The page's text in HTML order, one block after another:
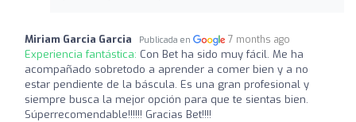
Miriam Garcia Garcia Publicada en 7 months ago
Experiencia fantástica: Con Bet ha sido muy fácil. Me ha
acompañado sobretodo a aprender a comer bien y a no
estar pendiente de la báscula. Es una gran profesional y
siempre busca la mejor opción para que te sientas bien.
Súperrecomendable!!!!!! Gracias Bet!!!!